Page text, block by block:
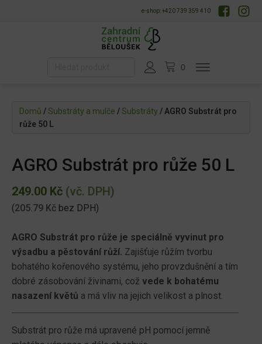
e-shop: +420 739 359 410
Domů /Substráty a mulče /Substráty / AGRO Substrát pro
růže 50 L
AGRO Substrát pro růže 50 L
249.00 Kč (vč. DPH)
(205.79 Kč bez DPH)
AGRO Substrát pro růže je speciálně vyvinut pro
výsadbu a pěstování růží. Zajišťuje růžím tvorbu
bohatého kořenového systému, jeho provzdušnění a tím
dobré zásobování živinami, což vede k bohatému
nasazení květů a má vliv na jejich velikost a plnost.
Substrát pro růže má upravené pH pomocí jemně